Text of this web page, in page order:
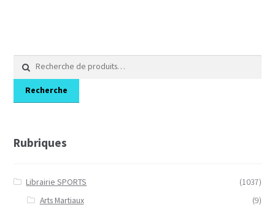
Recherche
pour :
Recherche
Rubriques
Librairie SPORTS
(1037)
Arts Martiaux
(9)